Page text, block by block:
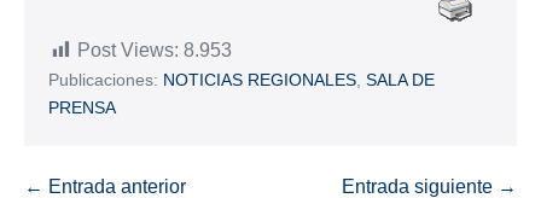
Post Views: 8.953
Publicaciones: NOTICIAS REGIONALES SALA DE
PRENSA
← Entrada anterior Entrada siguiente →